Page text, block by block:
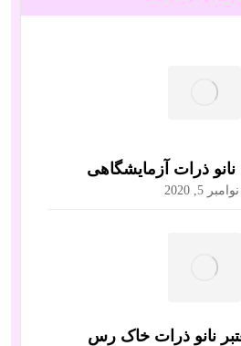
ذرات آزمایشگاهی
نوامبر 5, 2020
نانو ذرات خاک رس